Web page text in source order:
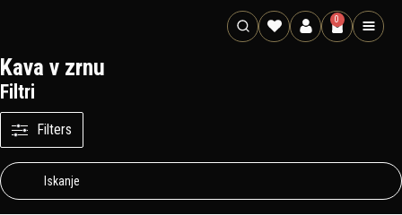
0
Kava v zrnu
Filtri
Filters